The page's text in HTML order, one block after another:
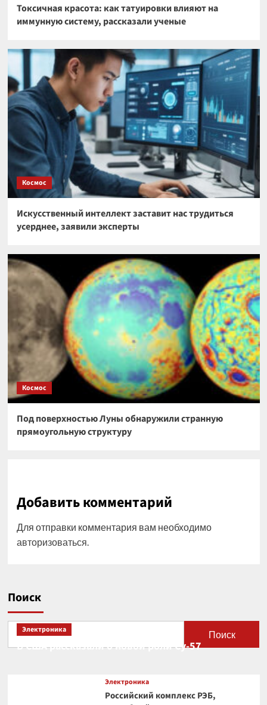
Токсичная красота: как татуировки влияют на
иммунную систему, рассказали ученые
Космос
Искусственный интеллект заставит нас трудиться
усерднее, заявили эксперты
Космос
Под поверхностью Луны обнаружили странную
прямоугольную структуру
Добавить комментарий
Для отправки комментария вам необходимо
авторизоваться.
Поиск
Поиск
Электроника
В США рассказали о новой роли Су-57
Электроника
Российский комплекс РЭБ,